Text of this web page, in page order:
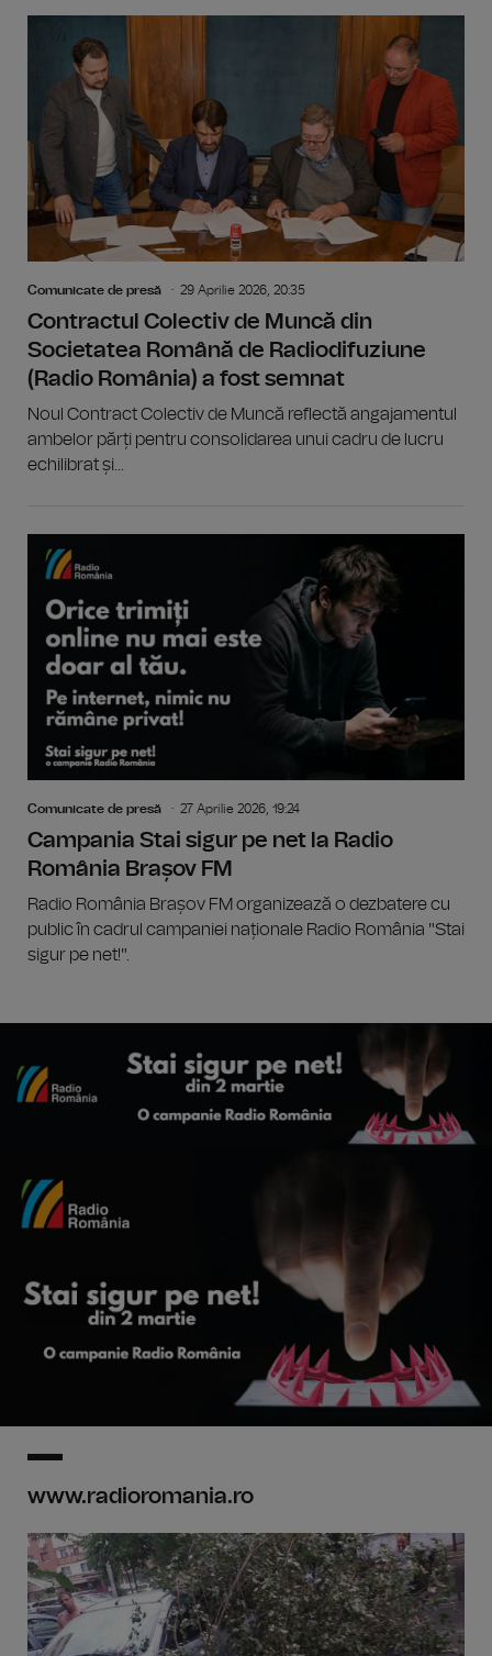
Comunicate de presă 29 Aprilie 2026, 20:35
Contractul Colectiv de Muncă din
Societatea Română de Radiodifuziune
(Radio România) a fost semnat
Noul Contract Colectiv de Muncă reflectă angajamentul
ambelor părți pentru consolidarea unui cadru de lucru
echilibrat și...
Comunicate de presă 27 Aprilie 2026, 19:24
Campania Stai sigur pe net la Radio
România Brașov FM
Radio România Brașov FM organizează o dezbatere cu
public în cadrul campaniei naționale Radio România "Stai
sigur pe net!".
www.radioromania.ro